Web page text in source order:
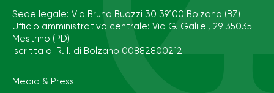
Sede legale: Via Bruno Buozzi 30 39100 Bolzano (BZ)
Ufficio amministrativo centrale: Via G. Galilei, 29 35035
Mestrino (PD)
Iscritta al R. I. di Bolzano 00882800212
Media & Press